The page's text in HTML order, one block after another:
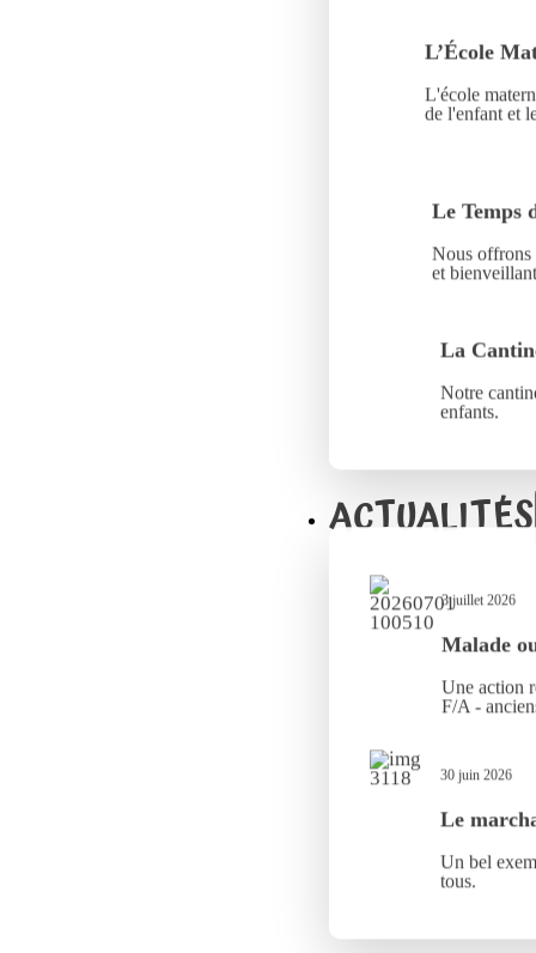
L’École
L'école
de l'enfant et
Le Temps
Nous offrons
et
La
Notre
enfants.
ACTUALITÉS
3 juillet 2026
Malade
Une action
F/A -
30 juin 2026
Le
Un bel
tous.